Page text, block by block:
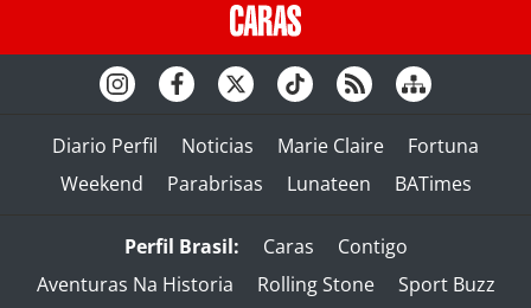
Diario Perfil Noticias Marie Claire
Fortuna
Weekend
Parabrisas Lunateen BATimes
Perfil Brasil: Caras
Contigo
Aventuras Na Historia
Rolling Stone Sport Buzz